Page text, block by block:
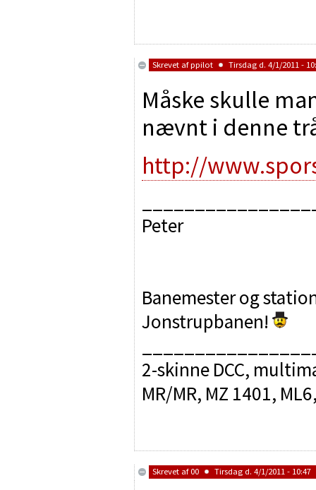
Skrevet afppilot Tirsdag d. 4/1/2011 -
Måske skulle
nævnt i denne
http://
Peter
Banemester og
Jonstrupbanen!
2-skinne DCC,
MR/MR, MZ 1401,
Skrevet af 00 Tirsdag d. 4/1/2011 - 10:47